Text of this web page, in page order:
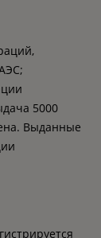
5000
Выданные